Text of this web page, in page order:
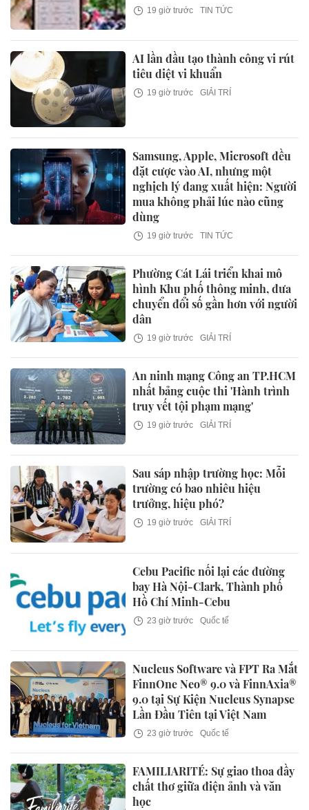
19 giờ trước TIN TỨC
AI lần đầu tạo thành công vi rút
tiêu diệt vi khuẩn
19 giờ trước GIẢI TRÍ
Samsung, Apple, Microsoft đều
đặt cược vào AI, nhưng một
nghịch lý đang xuất hiện: Người
mua không phải lúc nào cũng
dùng
19 giờ trước TIN TỨC
Phường Cát Lái triển khai mô
hình Khu phố thông minh, đưa
chuyển đổi số gần hơn với người
dân
19 giờ trước GIẢI TRÍ
An ninh mạng Công an TP.HCM
nhất bảng cuộc thi 'Hành trình
truy vết tội phạm mạng'
19 giờ trước GIẢI TRÍ
Sau sáp nhập trường học: Mỗi
trường có bao nhiêu hiệu
trưởng, hiệu phó?
19 giờ trước GIẢI TRÍ
Cebu Pacific nối lại các đường
bay Hà Nội-Clark, Thành phố
Hồ Chí Minh-Cebu
23 giờ trước Quốc tế
Nucleus Software và FPT Ra Mắt
FinnOne Neo® 9.0 và FinnAxia®
9.0 tại Sự Kiện Nucleus Synapse
Lần Đầu Tiên tại Việt Nam
23 giờ trước Quốc tế
FAMILIARITÉ: Sự giao thoa đầy
chất thơ giữa điện ảnh và văn
học